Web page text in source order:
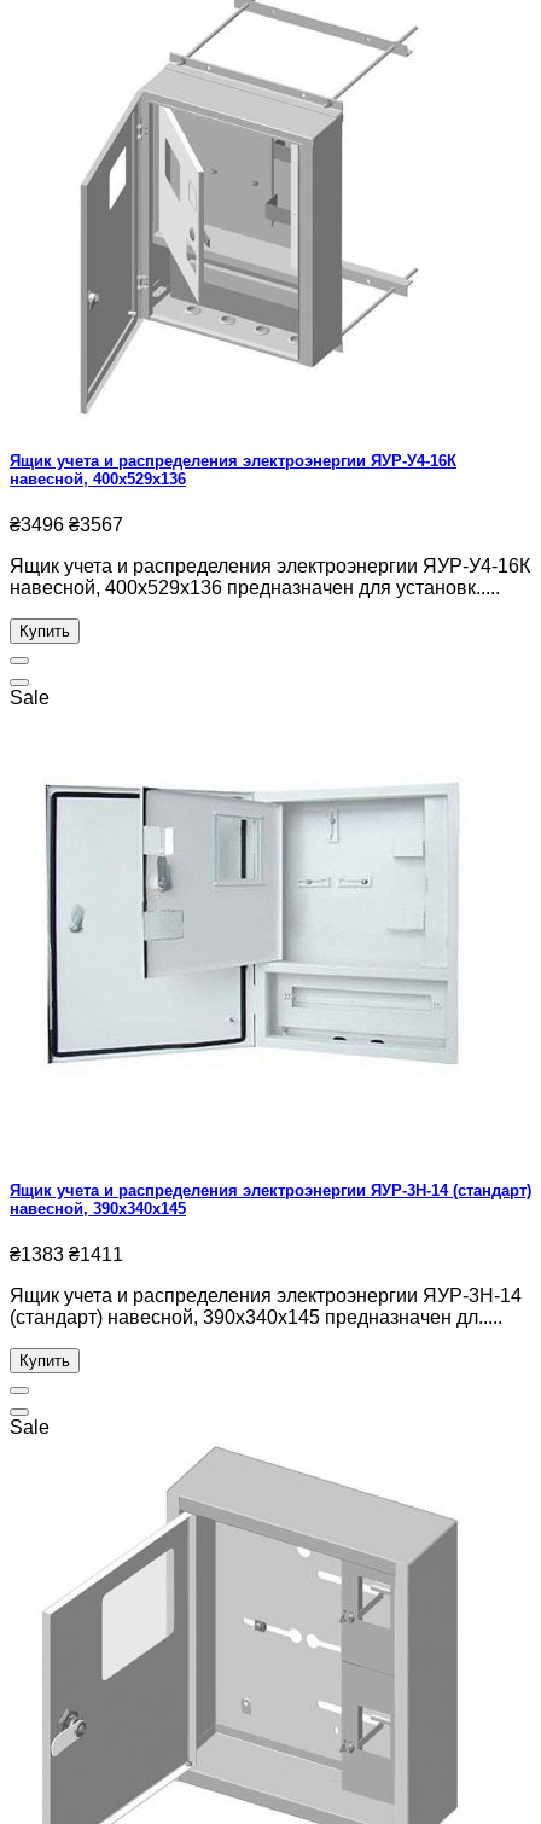
Ящик учета и распределения электроэнергии ЯУР-У4-16К
навесной, 400x529x136
₴3496 ₴3567
Ящик учета и распределения электроэнергии ЯУР-У4-16К
навесной, 400x529x136 предназначен для установк.....
Купить
Sale
Ящик учета и распределения электроэнергии ЯУР-3Н-14 (стандарт)
навесной, 390x340x145
₴1383 ₴1411
Ящик учета и распределения электроэнергии ЯУР-3Н-14
(стандарт) навесной, 390x340x145 предназначен дл.....
Купить
Sale